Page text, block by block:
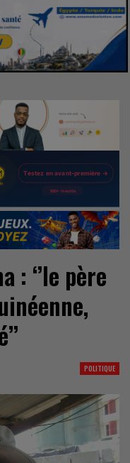
: ‘’le père
POLITIQUE